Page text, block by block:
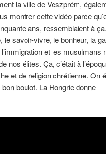
la ville de Veszprém,
montrer cette vidéo parce
ans, ressemblaient à ça.
le savoir-vivre, le bonheur, la
et les musulmans
nos élites. Ça, c’était à
et de religion chrétienne. On
boulot. La Hongrie donne